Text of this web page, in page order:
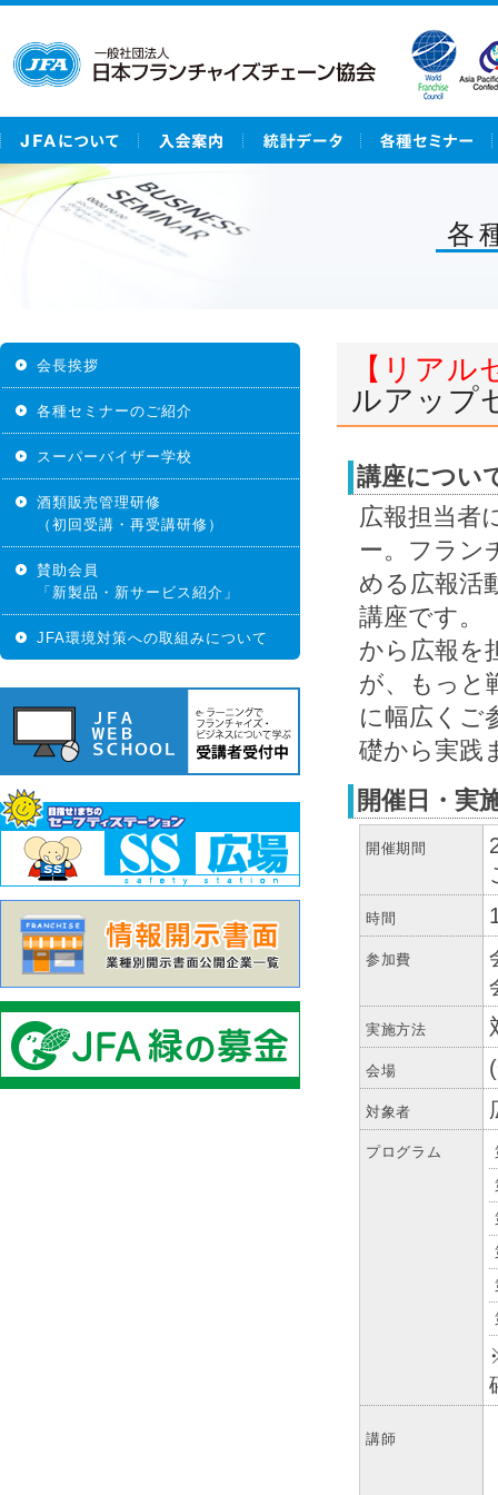
各
【リアル
ルアッ
講座につい
広報担当者
ー。フラン
める広報活
講座です。
から広報を
が、もっと
に幅広くご
礎から実践
開催日・実
開催期間
時間
参加費
実施方法
会場
対象者
プログラム
講師
会長挨拶
各種セミナーのご紹介
スーパーバイザー学校
酒類販売管理研修
（初回受講・再受講研修）
賛助会員
「新製品・新サービス紹介」
JFA環境対策への取組みについて